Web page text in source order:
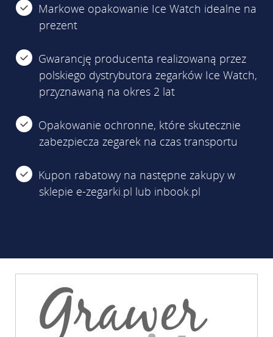
Markowe opakowanie Ice Watch idealne na
prezent
Gwarancję producenta realizowaną przez
polskiego dystrybutora zegarków Ice Watch,
przyznawaną na okres 2 lat
Opakowanie ochronne, które skutecznie
zabezpiecza zegarek na czas transportu
Kupon rabatowy na następne zakupy w
sklepie e-zegarki.pl lub inbook.pl